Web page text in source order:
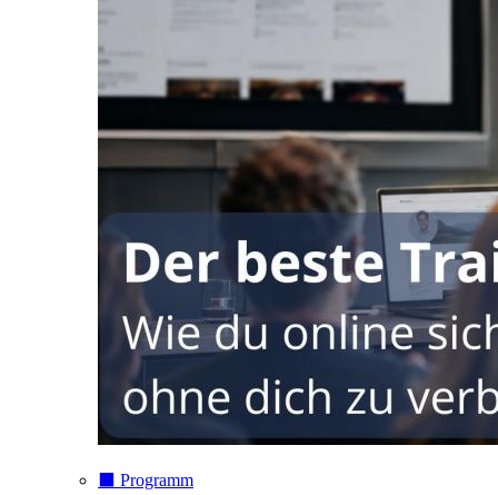
⬛️ Programm